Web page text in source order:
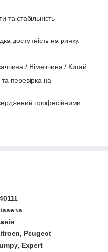
та стабільність
доступність на ринку.
/ Німеччина / Китай
та перевірка на
професійними
Peugeot
Expert